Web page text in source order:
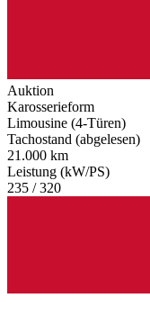
Auktion
Karosserieform
Limousine (4-Türen)
Tachostand (abgelesen)
21.000 km
Leistung (kW/PS)
235 / 320